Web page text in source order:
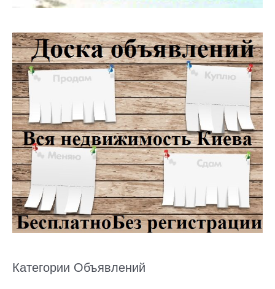
Категории Объявлений